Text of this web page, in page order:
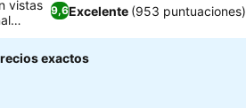
9,6Excelente (953 puntuaciones)
vistas
exactos